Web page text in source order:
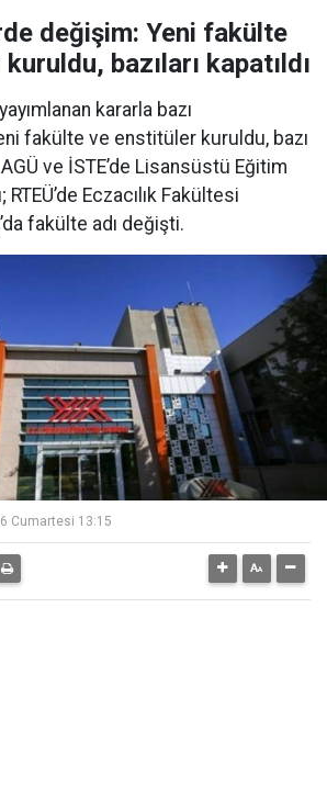
değişim: Yeni fakülte
bazıları kapatıldı
kararla bazı
fakülte ve enstitüler kuruldu, bazı
ve İSTE’de Lisansüstü Eğitim
Eczacılık Fakültesi
fakülte adı değişti.
Cumartesi 13:15